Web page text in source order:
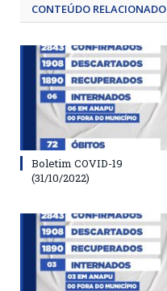
CONTEÚDO RELACIONADO
Boletim COVID-19
(31/10/2022)